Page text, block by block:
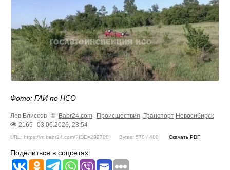
Фото: ГАИ по НСО
Лев Блиссов © Babr24.com Происшествия, Транспорт Новосибирск
2165
03.06.2026, 23:54
URL: https://m.babr24.com/?IDE=292700 Bytes: 570 / 480 Скачать PDF
Поделиться в соцсетях: